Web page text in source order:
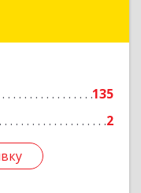
135
2
Дзержинск г,